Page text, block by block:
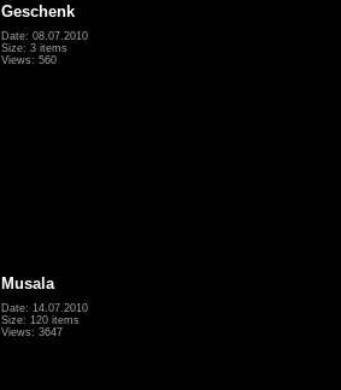
Geschenk
Date: 08.07.2010
Size: 3 items
Views: 560
Musala
Date: 14.07.2010
Size: 120 items
Views: 3647